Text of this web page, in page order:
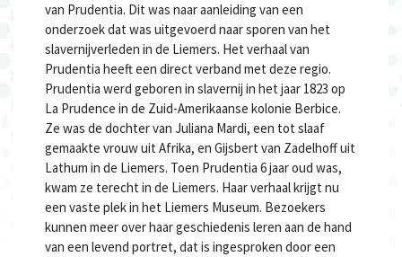
van Prudentia. Dit was naar aanleiding van een
onderzoek dat was uitgevoerd naar sporen van het
slavernijverleden in de Liemers. Het verhaal van
Prudentia heeft een direct verband met deze regio.
Prudentia werd geboren in slavernij in het jaar 1823 op
La Prudence in de Zuid-Amerikaanse kolonie Berbice.
Ze was de dochter van Juliana Mardi, een tot slaaf
gemaakte vrouw uit Afrika, en Gijsbert van Zadelhoff uit
Lathum in de Liemers. Toen Prudentia 6 jaar oud was,
kwam ze terecht in de Liemers. Haar verhaal krijgt nu
een vaste plek in het Liemers Museum. Bezoekers
kunnen meer over haar geschiedenis leren aan de hand
van een levend portret, dat is ingesproken door een